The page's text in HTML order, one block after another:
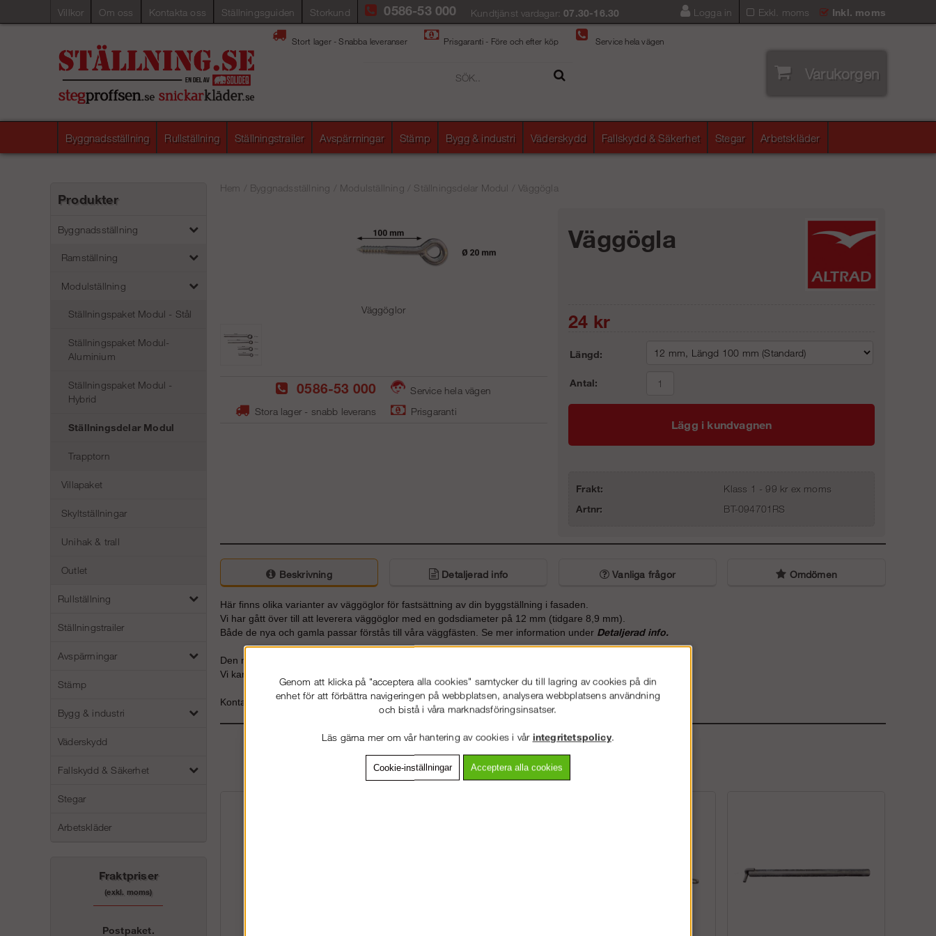
Villkor Om oss Kontakta oss Ställningsguiden Storkund Exkl. moms Inkl. moms
0586-53 000 Kundtjänst vardagar:07.30-16.30 Logga in
Stort lager - Snabba leveranser Prisgaranti - Före och efter köp Service hela vägen
Varukorgen
Byggnadsställning Rullställning Ställningstrailer Avspärrningar Stämp Bygg & industri Väderskydd Fallskydd & Säkerhet Stegar Arbetskläder
Produkter
Byggnadsställning
Ramställning
Modulställning
Ställningspaket Modul - Stål
Ställningspaket Modul-
Aluminium
Ställningspaket Modul -
Hybrid
Ställningsdelar Modul
Trapptorn
Villapaket
Skyltställningar
Unihak & trall
Outlet
Rullställning
Ställningstrailer
Avspärrningar
Stämp
Bygg & industri
Väderskydd
Fallskydd & Säkerhet
Stegar
Arbetskläder
Fraktpriser
(exkl. moms)
Postpaket.
Hem Byggnadsställning Modulställning Ställningsdelar Modul /Väggögla
Väggöglor
0586-53 000
Service hela vägen
Stora lager - snabb leverans
Prisgaranti
Väggögla
24 kr
Längd:
Antal:
Lägg i kundvagnen
Frakt:
Klass 1 - 99 kr ex moms
Artnr:
BT-094701RS
Beskrivning Detaljerad info Vanliga frågor Omdömen
Här finns olika varianter av väggöglor för fastsättning av din byggställning i fasaden.
Vi har gått över till att leverera väggöglor med en godsdiameter på 12 mm (tidgare 8,9 mm).
Både de nya och gamla passar förstås till våra väggfästen. Se mer information under Detaljerad info.
Den minsta väggöglan med diametern 15 mm passar till Hakis väggfästen.
Vi kan även ta hem andra storlekar på väggöglor efter förfrågan.
Kontakta oss påinfo@stallning.se .
Tillbehör
Genom att klicka på "acceptera alla cookies" samtycker du till lagring av cookies på din
enhet för att förbättra navigeringen på webbplatsen, analysera webbplatsens användning
och bistå i våra marknadsföringsinsatser.
Läs gärna mer om vår hantering av cookies i vår integritetspolicy.
Cookie-inställningar Acceptera alla cookies